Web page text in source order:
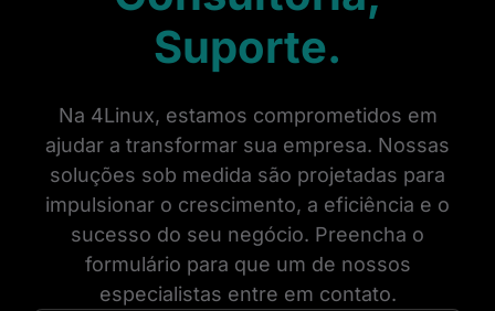
Suporte.
Na 4Linux, estamos comprometidos em
ajudar a transformar sua empresa. Nossas
soluções sob medida são projetadas para
impulsionar o crescimento, a eficiência e o
sucesso do seu negócio. Preencha o
formulário para que um de nossos
especialistas entre em contato.